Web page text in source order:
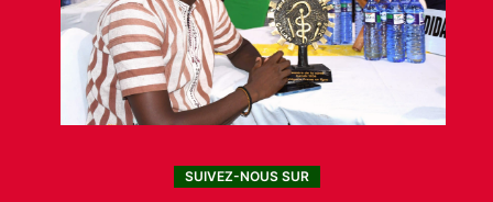
SUIVEZ-NOUS SUR